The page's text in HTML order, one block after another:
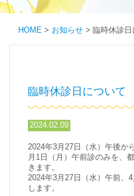
HOME > お知らせ > 臨時休診日
臨時休診日について
2024.02.09
2024年3月27日（水）午後か
月1日（月）午前診のみを、
きます。
2024年3月27日（水）午前、
します。